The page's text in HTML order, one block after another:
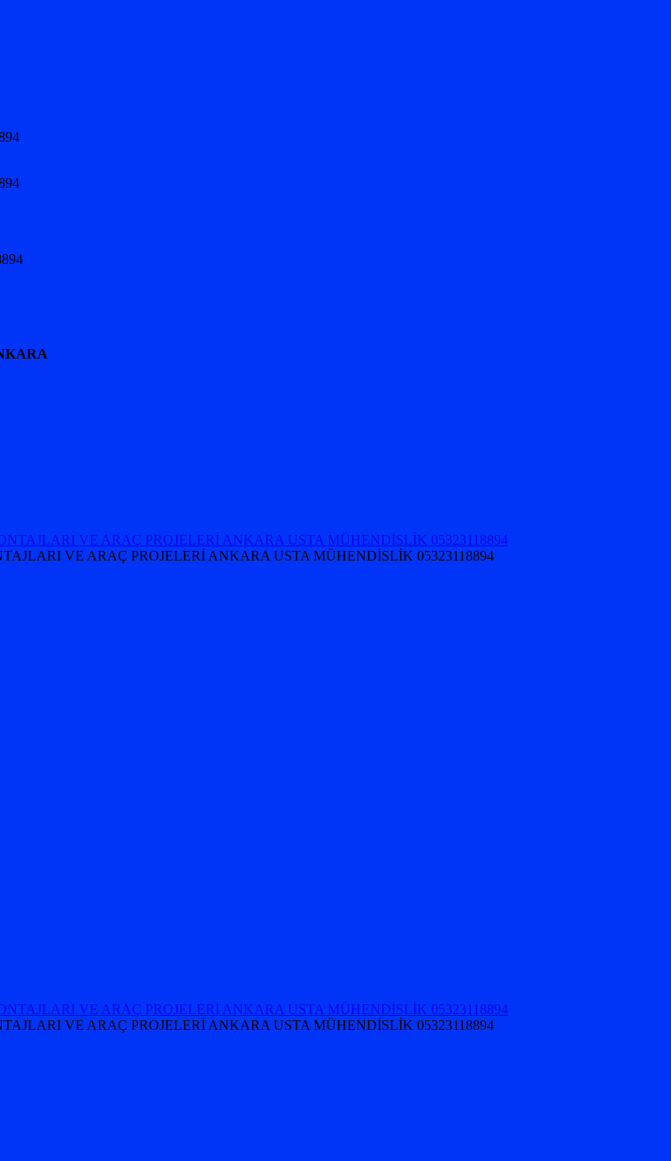
VE ARAÇ PROJELERİ ANKARA USTA MÜHENDİSLİK 05323118894
VE ARAÇ PROJELERİ ANKARA USTA MÜHENDİSLİK 05323118894